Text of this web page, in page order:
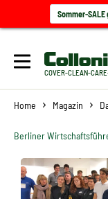
Sommer-
COVER-CLEAN-
Home Magazin
Berliner